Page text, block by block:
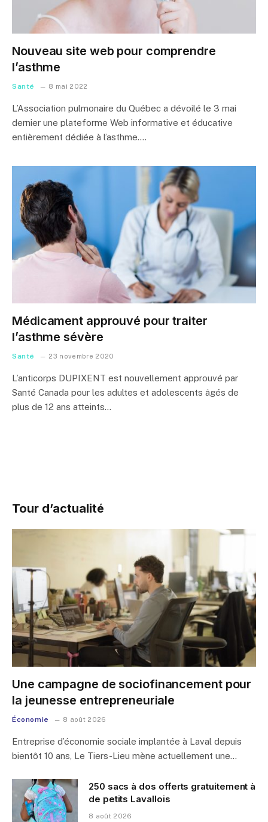
Nouveau site web pour comprendre
l’asthme
Santé 8 mai 2022
L’Association pulmonaire du Québec a dévoilé le 3 mai
dernier une plateforme Web informative et éducative
entièrement dédiée à l’asthme.…
Médicament approuvé pour traiter
l’asthme sévère
Santé 23 novembre 2020
L’anticorps DUPIXENT est nouvellement approuvé par
Santé Canada pour les adultes et adolescents âgés de
plus de 12 ans atteints…
Tour d’actualité
Une campagne de sociofinancement pour
la jeunesse entrepreneuriale
Économie 8 août 2026
Entreprise d’économie sociale implantée à Laval depuis
bientôt 10 ans, Le Tiers-Lieu mène actuellement une…
250 sacs à dos offerts gratuitement à
de petits Lavallois
8 août 2026